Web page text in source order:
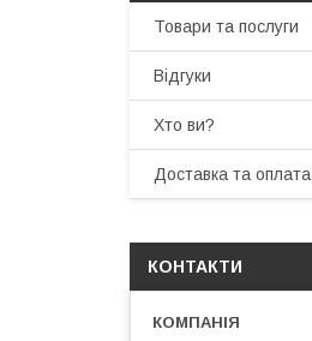
Товари та послуги
Відгуки
Хто ви?
Доставка та оплата
КОНТАКТИ